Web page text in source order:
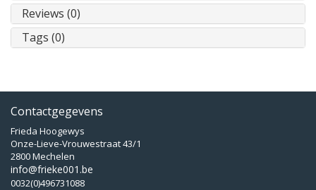
Reviews (0)
Tags (0)
Contactgegevens
Frieda Hoogewys
Onze-Lieve-Vrouwestraat 43/1
2800 Mechelen
info@frieke001.be
0032(0)496731088